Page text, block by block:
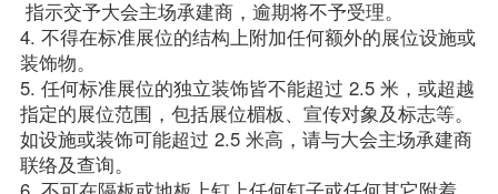
4. 不得在标准展位的结构上附加任何额外的展位设施或
装饰物。
5. 任何标准展位的独立装饰皆不能超过 2.5 米，或超越
指定的展位范围，包括展位楣板、宣传对象及标志等。
如设施或装饰可能超过 2.5 米高，请与大会主场承建商
联络及查询。